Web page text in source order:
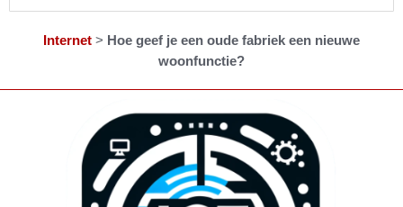
Internet > Hoe geef je een oude fabriek een nieuwe
woonfunctie?